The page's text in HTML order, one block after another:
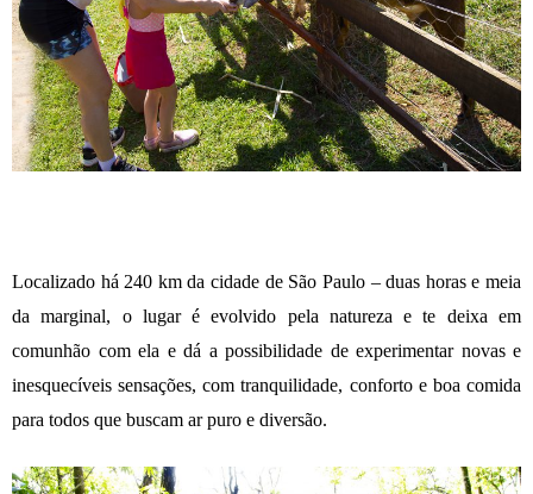
Localizado há 240 km da cidade de São Paulo – duas horas e meia
da marginal, o lugar é evolvido pela natureza e te deixa em
comunhão com ela e dá a possibilidade de experimentar novas e
inesquecíveis sensações, com tranquilidade, conforto e boa comida
para todos que buscam ar puro e diversão.